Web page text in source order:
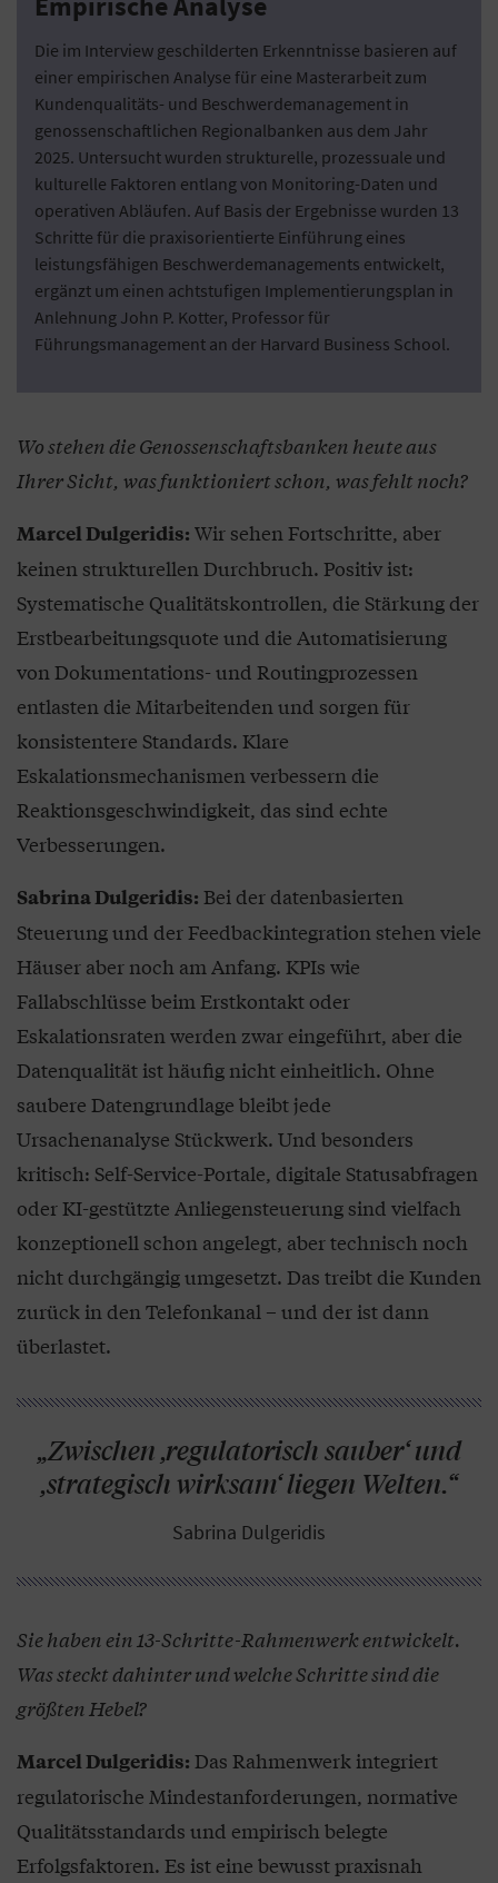
Die im Interview geschilderten Erkenntnisse basieren auf
einer empirischen Analyse für eine Masterarbeit zum
Kundenqualitäts- und Beschwerdemanagement in
genossenschaftlichen Regionalbanken aus dem Jahr
2025. Untersucht wurden strukturelle, prozessuale und
kulturelle Faktoren entlang von Monitoring-Daten und
operativen Abläufen. Auf Basis der Ergebnisse wurden 13
Schritte für die praxisorientierte Einführung eines
leistungsfähigen Beschwerdemanagements entwickelt,
ergänzt um einen achtstufigen Implementierungsplan in
Anlehnung John P. Kotter, Professor für
Führungsmanagement an der Harvard Business School.
Wo stehen die Genossenschaftsbanken heute aus
Ihrer Sicht, was funktioniert schon, was fehlt noch?
Marcel Dulgeridis: Wir sehen Fortschritte, aber
keinen strukturellen Durchbruch. Positiv ist:
Systematische Qualitätskontrollen, die Stärkung der
Erstbearbeitungsquote und die Automatisierung
von Dokumentations- und Routingprozessen
entlasten die Mitarbeitenden und sorgen für
konsistentere Standards. Klare
Eskalationsmechanismen verbessern die
Reaktionsgeschwindigkeit, das sind echte
Verbesserungen.
Sabrina Dulgeridis: Bei der datenbasierten
Steuerung und der Feedbackintegration stehen viele
Häuser aber noch am Anfang. KPIs wie
Fallabschlüsse beim Erstkontakt oder
Eskalationsraten werden zwar eingeführt, aber die
Datenqualität ist häufig nicht einheitlich. Ohne
saubere Datengrundlage bleibt jede
Ursachenanalyse Stückwerk. Und besonders
kritisch: Self-Service-Portale, digitale Statusabfragen
oder KI-gestützte Anliegensteuerung sind vielfach
konzeptionell schon angelegt, aber technisch noch
nicht durchgängig umgesetzt. Das treibt die Kunden
zurück in den Telefonkanal – und der ist dann
überlastet.
„Zwischen ,regulatorisch sauber‘ und
,strategisch wirksam‘ liegen Welten.“
Sabrina Dulgeridis
Sie haben ein 13-Schritte-Rahmenwerk entwickelt.
Was steckt dahinter und welche Schritte sind die
größten Hebel?
Marcel Dulgeridis: Das Rahmenwerk integriert
regulatorische Mindestanforderungen, normative
Qualitätsstandards und empirisch belegte
Erfolgsfaktoren. Es ist eine bewusst praxisnah